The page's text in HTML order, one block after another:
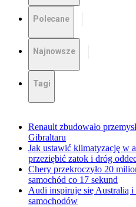
Polecane
Najnowsze
Tagi
Renault zbudowało
Gibraltaru
Jak ustawić klimatyzację w
przeziębić zatok i dróg
Chery przekroczyło 20
samochód co 17 sekund
Audi inspiruje się Australią
samochodów